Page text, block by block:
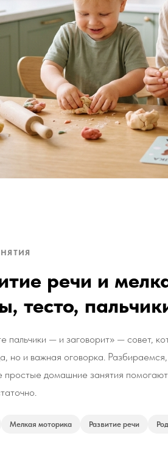
речи и
тесто,
пальчики — и заговорит» — совет,
но и важная оговорка.
простые домашние занятия
Мелкая моторика Развитие речи